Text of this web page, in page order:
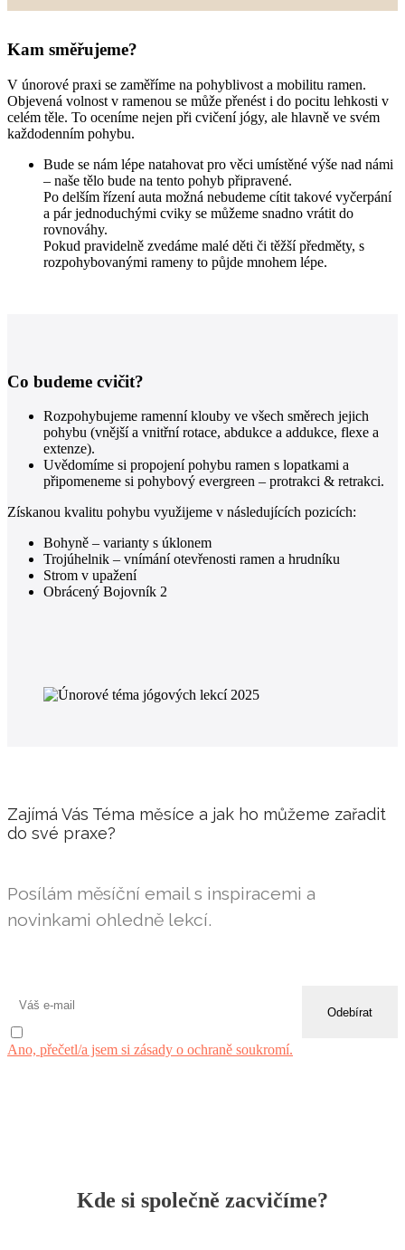
Kam směřujeme?
V únorové praxi se zaměříme na pohyblivost a mobilitu ramen.
Objevená volnost v ramenou se může přenést i do pocitu lehkosti v
celém těle. To oceníme nejen při cvičení jógy, ale hlavně ve svém
každodenním pohybu.
Bude se nám lépe natahovat pro věci umístěné výše nad námi
– naše tělo bude na tento pohyb připravené.
Po delším řízení auta možná nebudeme cítit takové vyčerpání
a pár jednoduchými cviky se můžeme snadno vrátit do
rovnováhy.
Pokud pravidelně zvedáme malé děti či těžší předměty, s
rozpohybovanými rameny to půjde mnohem lépe.
Co budeme cvičit?
Rozpohybujeme ramenní klouby ve všech směrech jejich
pohybu (vnější a vnitřní rotace, abdukce a addukce, flexe a
extenze).
Uvědomíme si propojení pohybu ramen s lopatkami a
připomeneme si pohybový evergreen – protrakci & retrakci.
Získanou kvalitu pohybu využijeme v následujících pozicích:
Bohyně – varianty s úklonem
Trojúhelnik – vnímání otevřenosti ramen a hrudníku
Strom v upažení
Obrácený Bojovník 2
Zajímá Vás Téma měsíce a jak ho můžeme zařadit
do své praxe?
Posílám měsíční email s inspiracemi a
novinkami ohledně lekcí.
Ano, přečetl/a jsem si zásady o ochraně soukromí.
Kde si společně zacvičíme?